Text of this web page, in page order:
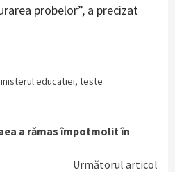
probelor”, a precizat
educatiei, teste
a rămas împotmolit în
Următorul articol